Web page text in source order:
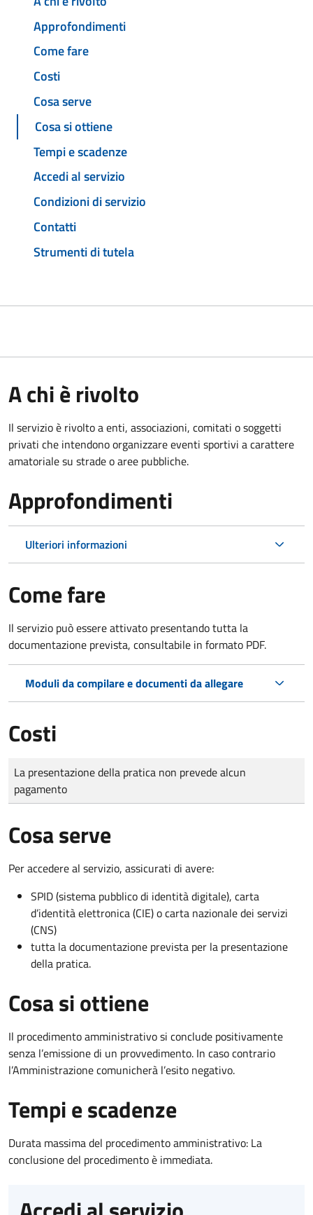
Approfondimenti
Come fare
Costi
Cosa serve
Cosa si ottiene
Tempi e scadenze
Accedi al servizio
Condizioni di servizio
Contatti
Strumenti di tutela
A chi è rivolto
Il servizio è rivolto a enti, associazioni, comitati o soggetti
privati che intendono organizzare eventi sportivi a carattere
amatoriale su strade o aree pubbliche.
Approfondimenti
Ulteriori informazioni
Come fare
Il servizio può essere attivato presentando tutta la
documentazione prevista, consultabile in formato PDF.
Moduli da compilare e documenti da allegare
Costi
Tipo di pagamento
Importo
La presentazione della pratica non prevede alcun
pagamento
Cosa serve
Per accedere al servizio, assicurati di avere:
SPID (sistema pubblico di identità digitale), carta
d’identità elettronica (CIE) o carta nazionale dei servizi
(CNS)
tutta la documentazione prevista per la presentazione
della pratica.
Cosa si ottiene
Il procedimento amministrativo si conclude positivamente
senza l’emissione di un provvedimento. In caso contrario
l’Amministrazione comunicherà l’esito negativo.
Tempi e scadenze
Durata massima del procedimento amministrativo: La
conclusione del procedimento è immediata.